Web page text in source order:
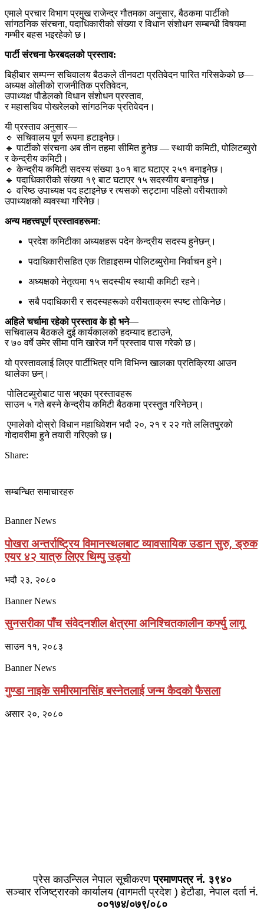
एमाले प्रचार विभाग प्रमुख राजेन्द्र गौतमका अनुसार, बैठकमा पार्टीको
सांगठनिक संरचना, पदाधिकारीको संख्या र विधान संशोधन सम्बन्धी विषयमा
गम्भीर बहस भइरहेको छ।
पार्टी संरचना फेरबदलको प्रस्ताव:
बिहीबार सम्पन्न सचिवालय बैठकले तीनवटा प्रतिवेदन पारित गरिसकेको छ—
अध्यक्ष ओलीको राजनीतिक प्रतिवेदन,
उपाध्यक्ष पौडेलको विधान संशोधन प्रस्ताव,
र महासचिव पोखरेलको सांगठनिक प्रतिवेदन।
यी प्रस्ताव अनुसार—
🔹 सचिवालय पूर्ण रूपमा हटाइनेछ।
🔹 पार्टीको संरचना अब तीन तहमा सीमित हुनेछ — स्थायी कमिटी, पोलिटब्युरो
र केन्द्रीय कमिटी।
🔹 केन्द्रीय कमिटी सदस्य संख्या ३०१ बाट घटाएर २५१ बनाइनेछ।
🔹 पदाधिकारीको संख्या १९ बाट घटाएर १५ सदस्यीय बनाइनेछ।
🔹 वरिष्ठ उपाध्यक्ष पद हटाइनेछ र त्यसको सट्टामा पहिलो वरीयताको
उपाध्यक्षको व्यवस्था गरिनेछ।
अन्य महत्त्वपूर्ण प्रस्तावहरूमा:
प्रदेश कमिटीका अध्यक्षहरू पदेन केन्द्रीय सदस्य हुनेछन्।
पदाधिकारीसहित एक तिहाइसम्म पोलिटब्युरोमा निर्वाचन हुने।
अध्यक्षको नेतृत्वमा १५ सदस्यीय स्थायी कमिटी रहने।
सबै पदाधिकारी र सदस्यहरूको वरीयताक्रम स्पष्ट तोकिनेछ।
अहिले चर्चामा रहेको प्रस्ताव के हो भने—
सचिवालय बैठकले दुई कार्यकालको हदम्याद हटाउने,
र ७० वर्षे उमेर सीमा पनि खारेज गर्ने प्रस्ताव पास गरेको छ।
यो प्रस्तावलाई लिएर पार्टीभित्र पनि विभिन्न खालका प्रतिक्रिया आउन
थालेका छन्।
पोलिटब्युरोबाट पास भएका प्रस्तावहरू
साउन ५ गते बस्ने केन्द्रीय कमिटी बैठकमा प्रस्तुत गरिनेछन्।
एमालेको दोस्रो विधान महाधिवेशन भदौ २०, २१ र २२ गते ललितपुरको
गोदावरीमा हुने तयारी गरिएको छ।
Share:
सम्बन्धित समाचारहरु
Banner News
पोखरा अन्तर्राष्ट्रिय विमानस्थलबाट व्यावसायिक उडान सुरु, ड्रुक
एयर ४२ यात्रु लिएर थिम्पु उड्यो
भदौ २३, २०८०
Banner News
सुनसरीका पाँच संवेदनशील क्षेत्रमा अनिश्चितकालीन कर्फ्यु लागू
साउन ११, २०८३
Banner News
गुण्डा नाइके समीरमानसिंह बस्नेतलाई जन्म कैदको फैसला
असार २०, २०८०
प्रेस काउन्सिल नेपाल सूचीकरणप्रमाणपत्र नं. ३९४०
सञ्चार रजिष्ट्रारको कार्यालय (वागमती प्रदेश ) हेटौडा, नेपाल दर्ता नं.
००१७४/०७९/०८०